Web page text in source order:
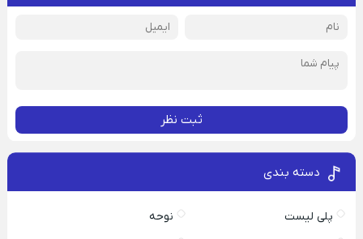
ثبت نظر
دسته بندی
پلی لیست
نوحه